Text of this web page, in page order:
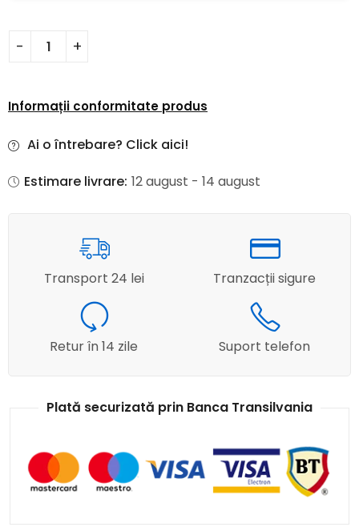
Informații conformitate produs
Ai o întrebare? Click aici!
Estimare livrare: 12 august - 14 august
Transport 24 lei Tranzacții sigure
Retur în 14 zile Suport telefon
Plată securizată prin Banca Transilvania